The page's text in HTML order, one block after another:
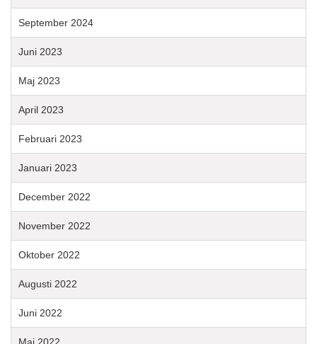
September 2024
Juni 2023
Maj 2023
April 2023
Februari 2023
Januari 2023
December 2022
November 2022
Oktober 2022
Augusti 2022
Juni 2022
Maj 2022